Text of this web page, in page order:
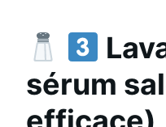
sérum